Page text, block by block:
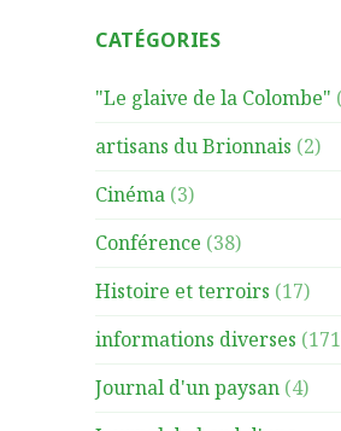
r
h
r
CATÉGORIES
"Le glaive de la Colombe"
artisans du Brionnais (2)
Cinéma (3)
Conférence (38)
Histoire et terroirs (17)
informations diverses
Journal d'un paysan (4)